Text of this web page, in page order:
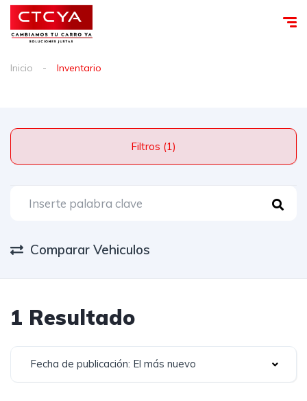
Inicio Inventario
Filtros (1)
Comparar Vehiculos
1 Resultado
Fecha de publicación: El más nuevo